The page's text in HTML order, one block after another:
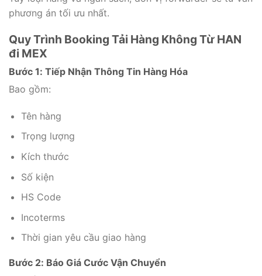
phương án tối ưu nhất.
Quy Trình Booking Tải Hàng Không Từ HAN
đi MEX
Bước 1: Tiếp Nhận Thông Tin Hàng Hóa
Bao gồm:
Tên hàng
Trọng lượng
Kích thước
Số kiện
HS Code
Incoterms
Thời gian yêu cầu giao hàng
Bước 2: Báo Giá Cước Vận Chuyển